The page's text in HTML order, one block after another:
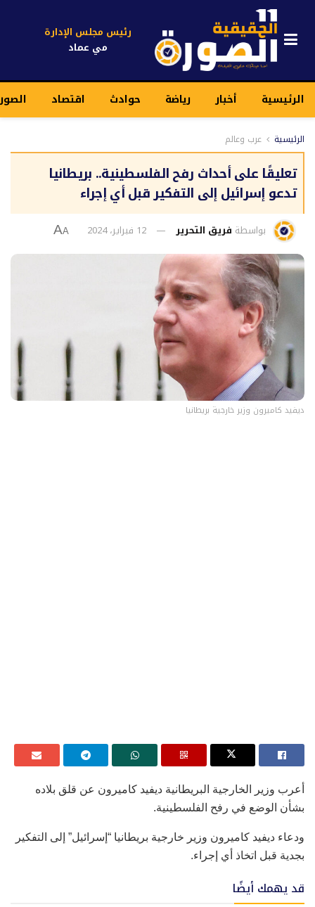
رئيس مجلس الإدارة
مي عماد
الرئيسية أخبار رياضة حوادث اقتصاد
الرئيسية عرب وعالم
تعليقًا على أحداث رفح الفلسطينية.. بريطانيا
تدعو إسرائيل إلى التفكير قبل أي إجراء
بواسطة فريق التحرير 12 فبراير، 2024 A
A
ديفيد كاميرون وزير خارجية بريطانيا
أعرب وزير الخارجية البريطانية ديفيد كاميرون عن قلق بلاده
بشأن الوضع في رفح الفلسطينية.
ودعاء ديفيد كاميرون وزير خارجية بريطانيا “إسرائيل” إلى التفكير
بجدية قبل اتخاذ أي إجراء.
قد يهمك أيضًا